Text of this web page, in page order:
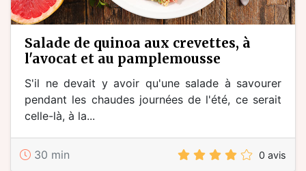
salade de quinoa aux crevettes, à
l'avocat et au pamplemousse
S'il ne devait y avoir qu'une salade à savourer
pendant les chaudes journées de l'été, ce serait
celle-là, à la...
30 min 0 avis